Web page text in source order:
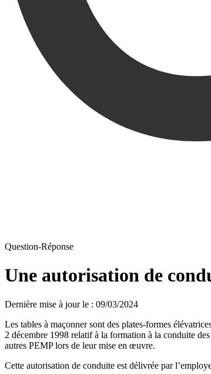
Question-Réponse
Une autorisation de
Dernière mise à jour le : 09/03/2024
Les tables à maçonner sont des plates-formes
2 décembre 1998 relatif à la formation à la conduite
autres PEMP lors de leur mise en œuvre.
Cette autorisation de conduite est délivrée par